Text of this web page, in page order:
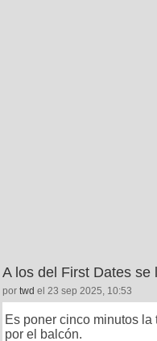
A los del First Dates
por twd el 23 sep 2025, 10:53
Es poner cinco minutos
por el balcón.